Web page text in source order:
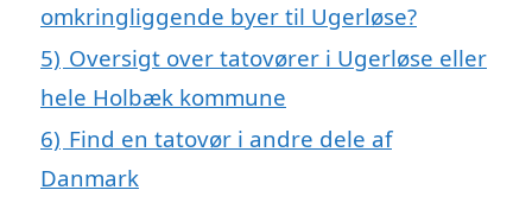
omkringliggende byer til Ugerløse?
5) Oversigt over tatovører i Ugerløse eller
hele Holbæk kommune
6) Find en tatovør i andre dele af
Danmark